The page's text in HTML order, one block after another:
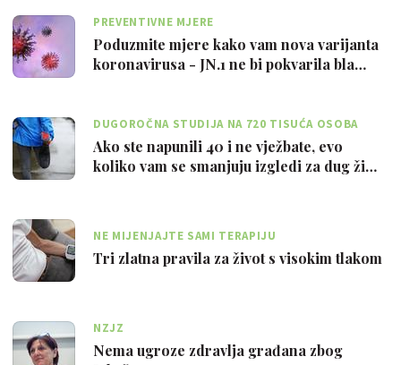
PREVENTIVNE MJERE
Poduzmite mjere kako vam nova varijanta
koronavirusa - JN.1 ne bi pokvarila bla…
DUGOROČNA STUDIJA NA 720 TISUĆA OSOBA
Ako ste napunili 40 i ne vježbate, evo
koliko vam se smanjuju izgledi za dug ži…
NE MIJENJAJTE SAMI TERAPIJU
Tri zlatna pravila za život s visokim tlakom
NZJZ
Nema ugroze zdravlja građana zbog